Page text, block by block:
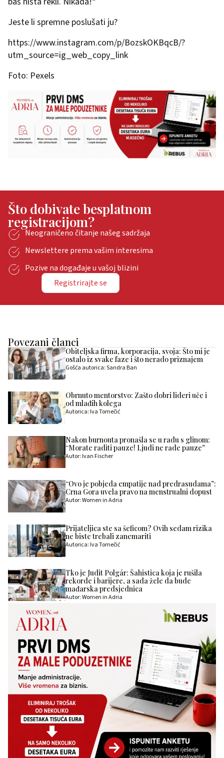
Jeste li spremne poslušati ju?
https://www.instagram.com/p/BozskOKBqcB/?
utm_source=ig_web_copy_link
Foto: Pexels
Što dobivate besplatnom
registracijom?
Neograničeno čitanje našeg sadržaja
Newslettere prema vašim interesima
Pozive na događaje u vašoj blizini
Registrirajte se
Povezani članci
Obiteljska firma, korporacija, svoja: Što mi je
ostalo iz svake faze i što nerado priznajem
Gošća autorica: Sandra Ban
Obrnuto mentorstvo: Zašto dobri lideri uče i
od mlađih kolega
Autorica: Iva Tomečić
Nakon burnouta pronašla se u radu s glinom:
“Morate raditi pauze! Ljudi ne rade pauze”
Autor: Ivan Fischer
“Ovo je pobjeda empatije nad predrasudama”:
Crna Gora uvela pravo na menstrualni dopust
Autor: Women in Adria
Prijateljica ste sa šeficom? Ovih sedam rizika
ne biste trebali zanemariti
Autorica: Iva Tomečić
Tko je Judit Polgár: Šahistica koja je rušila
rekorde i barijere, a sada žele da bude
mađarska predsjednica
Autor: Women in Adria